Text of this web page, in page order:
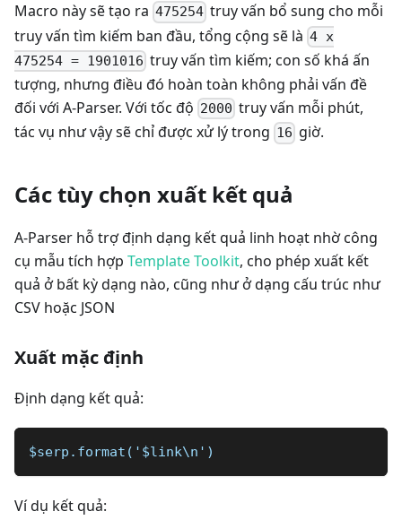
Macro này sẽ tạo ra 475254 truy vấn bổ sung cho mỗi
truy vấn tìm kiếm ban đầu, tổng cộng sẽ là 4 x
475254 = 1901016 truy vấn tìm kiếm; con số khá ấn
tượng, nhưng điều đó hoàn toàn không phải vấn đề
đối với A-Parser. Với tốc độ 2000 truy vấn mỗi phút,
tác vụ như vậy sẽ chỉ được xử lý trong 16 giờ.
Các tùy chọn xuất kết quả
A-Parser hỗ trợ định dạng kết quả linh hoạt nhờ công
cụ mẫu tích hợp Template Toolkit, cho phép xuất kết
quả ở bất kỳ dạng nào, cũng như ở dạng cấu trúc như
CSV hoặc JSON
Xuất mặc định
Định dạng kết quả:
$serp.format('$link\n')
Ví dụ kết quả: